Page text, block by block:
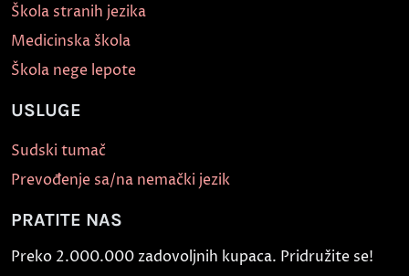
Škola stranih jezika
Medicinska škola
Škola nege lepote
USLUGE
Sudski tumač
Prevođenje sa/na nemački jezik
PRATITE NAS
Preko 2.000.000 zadovoljnih kupaca. Pridružite se!